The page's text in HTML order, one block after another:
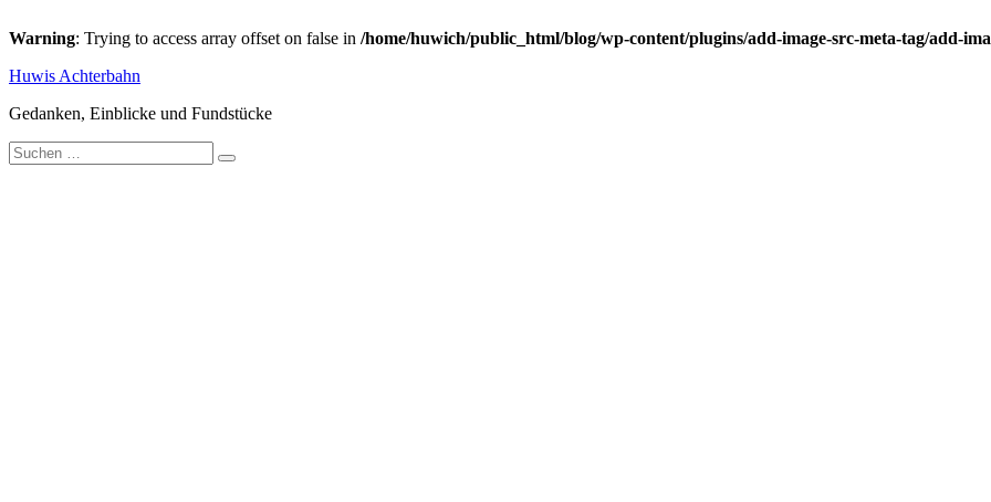
Warning: Trying to access array offset on false in /home/huwich/public_html/blog/wp-content/plugins/add-image-src-meta-tag/add-
Inhalt
Huwis Achterbahn
Gedanken, Einblicke und Fundstücke
Suche
nach: